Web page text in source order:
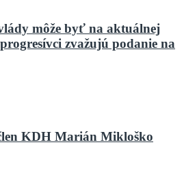
môže byť na aktuálnej
zvažujú podanie na
KDH Marián Mikloško